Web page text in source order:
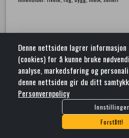
Legg I
Matværket AS
Gamle Stokkavei 1 , 4313 Sandnes
ORG. NR: 997174704
RING OSS PÅ
+47 93 42 00 35
ELLER SEND EN E-POST:
Salgsbetingelser
Denne nettsiden lagrer
(cookies) for å kunne bruke
analyse, markedsføring og
denne nettsiden gir du ditt
Personvernpolicy
Innstillinger
Forstått!